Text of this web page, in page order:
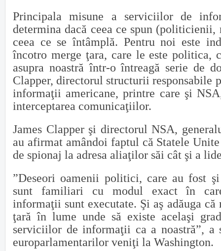
Principala misune a serviciilor de
determina dacă ceea ce spun (politicienii,
ceea ce se întâmplă. Pentru noi este
încotro merge ţara, care le este politica,
asupra noastră într-o întreagă serie de
Clapper, directorul structurii responsabile
informaţii americane, printre care şi
interceptarea comunicaţiilor.
James Clapper şi directorul NSA,
au afirmat amândoi faptul că Statele
de spionaj la adresa aliaţilor săi cât şi a
”Deseori oamenii politici, care au fost
sunt familiari cu modul exact în
informaţii sunt executate. Şi aş adăuga
ţară în lume unde să existe acelaşi
serviciilor de informaţii ca a noastră”, a
europarlamentarilor veniţi la Washington.